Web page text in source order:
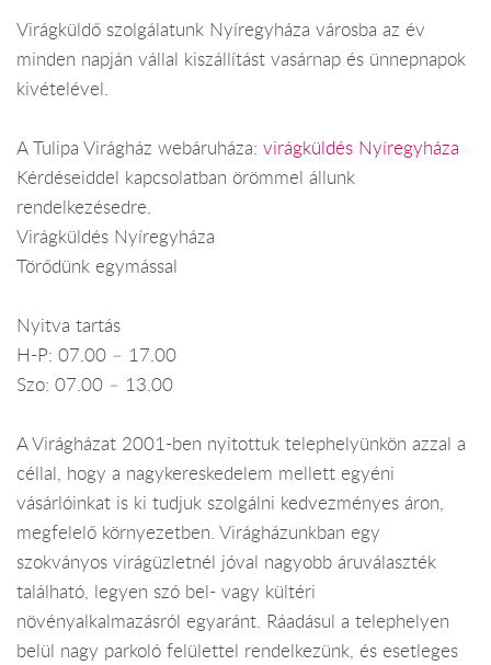
Virágküldő szolgálatunk Nyíregyháza városba az év
minden napján vállal kiszállítást vasárnap és ünnepnapok
kivételével.
A Tulipa Virágház webáruháza: virágküldés Nyíregyháza
Kérdéseiddel kapcsolatban örömmel állunk
rendelkezésedre.
Virágküldés Nyíregyháza
Törődünk egymással
Nyitva tartás
H-P: 07.00 – 17.00
Szo: 07.00 – 13.00
A Virágházat 2001-ben nyitottuk telephelyünkön azzal a
céllal, hogy a nagykereskedelem mellett egyéni
vásárlóinkat is ki tudjuk szolgálni kedvezményes áron,
megfelelő környezetben. Virágházunkban egy
szokványos virágüzletnél jóval nagyobb áruválaszték
található, legyen szó bel- vagy kültéri
növényalkalmazásról egyaránt. Ráadásul a telephelyen
belül nagy parkoló felülettel rendelkezünk, és esetleges